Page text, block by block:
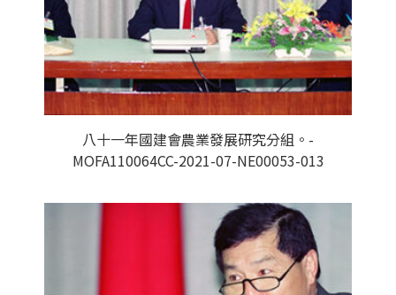
八十一年國建會農業發展研究分組。-
MOFA110064CC-2021-07-NE00053-013